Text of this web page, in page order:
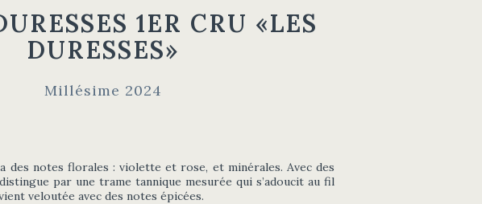
1ER CRU «LES
DURESSES»
Millésime 2024
des notes florales : violette et rose, et minérales. Avec des
par une trame tannique mesurée qui s’adoucit au fil
veloutée avec des notes épicées.